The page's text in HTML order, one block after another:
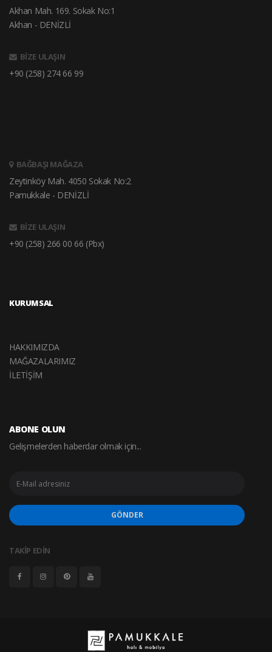
Akhan Mah. 169. Sokak No:1
Akhan - DENİZLİ
BİZE ULAŞIN
+90 (258) 274 66 99
BAĞBAŞI MAĞAZA
Zeytinköy Mah. 4050 Sokak No:2
Pamukkale - DENİZLİ
BİZE ULAŞIN
+90 (258) 266 00 66 (Pbx)
KURUMSAL
HAKKIMIZDA
MAĞAZALARIMIZ
İLETİŞİM
ABONE OLUN
Gelişmelerden haberdar olmak için...
GÖNDER
TAKİP EDİN